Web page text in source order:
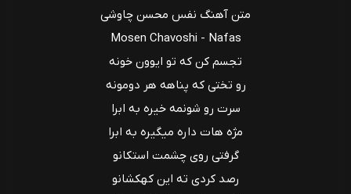
متن آهنگ نفس محسن چاوشی
Mosen Chavoshi - Nafas
تجسم کن که تو ایوون خونه
رو تختی که پناهه هر دومونه
سرت رو شونمه خیره به ابرا
مژه هات داره میگیره به ابرا
گرفتی روی چشمت استکانو
رصد کردی ته این کهکشانو